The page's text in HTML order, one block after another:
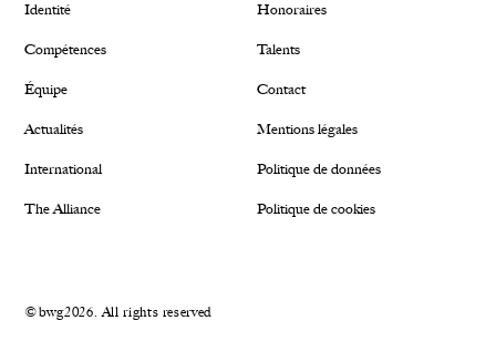
Identité
Compétences
Équipe
Actualités
International
The Alliance
Honoraires
Talents
Contact
Mentions légales
Politique de données
Politique de cookies
©bwg2026. All rights reserved